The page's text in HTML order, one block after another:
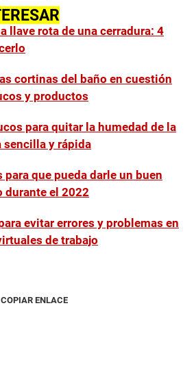
llave rota de una cerradura: 4
cortinas del baño en cuestión
y productos
para quitar la humedad de la
sencilla y rápida
para que pueda darle un buen
durante el 2022
evitar errores y problemas en
de trabajo
COPIAR ENLACE